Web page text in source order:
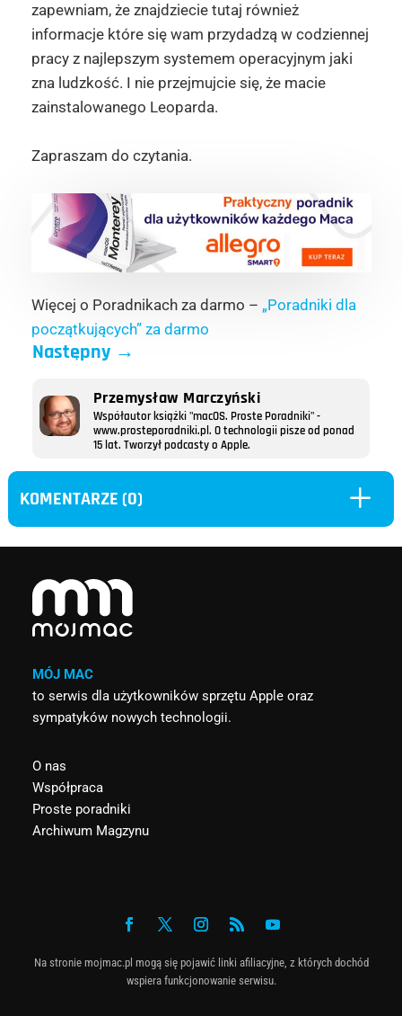
zapewniam, że znajdziecie tutaj również
informacje które się wam przydadzą w codziennej
pracy z najlepszym systemem operacyjnym jaki
zna ludzkość. I nie przejmujcie się, że macie
zainstalowanego Leoparda.
Zapraszam do czytania.
Więcej o Poradnikach za darmo – „Poradniki dla
początkujących” za darmo
Następny→
Przemysław Marczyński
Współautor książki "macOS. Proste Poradniki" -
www.prosteporadniki.pl. O technologii pisze od ponad
15 lat. Tworzył podcasty o Apple.
KOMENTARZE (0) L
MÓJ MAC
to serwis dla użytkowników sprzętu Apple oraz
sympatyków nowych technologii.
O nas
Współpraca
Proste poradniki
Archiwum Magzynu
Na stronie mojmac.pl mogą się pojawić linki afiliacyjne, z których dochód
wspiera funkcjonowanie serwisu.